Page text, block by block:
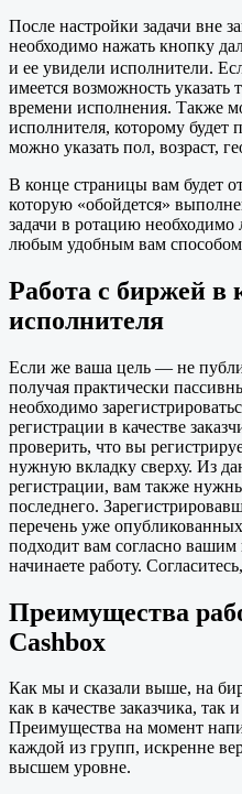
После настройки задачи вне
необходимо нажать кнопку
и ее увидели исполнители.
имеется возможность
времени исполнения. Также
исполнителя, которому будет
можно указать пол, возраст,
В конце страницы вам будет
которую «обойдется»
задачи в ротацию
любым удобным вам
Работа с биржей в
исполнителя
Если же ваша цель — не
получая практически
необходимо
регистрации в качестве
проверить, что вы
нужную вкладку сверху. Из
регистрации, вам также
последнего.
перечень уже
подходит вам согласно
начинаете работу.
Преимущества
Cashbox
Как мы и сказали выше, на
как в качестве заказчика, так
Преимущества на момент
каждой из групп, искренне
высшем уровне.